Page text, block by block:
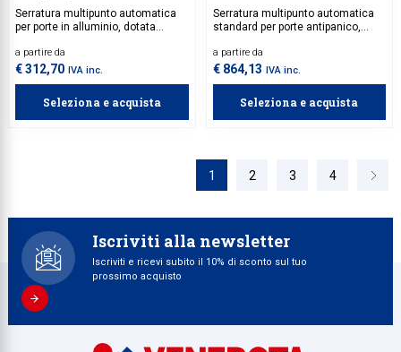
Serratura multipunto automatica
per porte in alluminio, dotata
con gancio e scrocco sia nella
parte superiore che inferiore.
a partire da
€ 312,70 IVA inc.
Seleziona e acquista
Serratura multipunto automatica
standard per porte antipanico,
nella parte superiore che inferiore.
Ideale per situazioni di
emergenza, garantisce sicurezza
a partire da
€ 864,13 IVA inc.
Seleziona e acquista
1 2 3 4
Iscriviti alla newsletter
Iscriviti e ricevi subito il 10% di sconto sul tuo
prossimo acquisto